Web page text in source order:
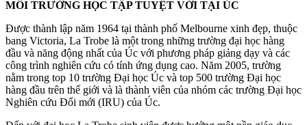
MÔI TRƯỜNG HỌC TẬP TUYỆT VỜI TẠI ÚC
Được thành lập năm 1964 tại thành phố Melbourne xinh đẹp, thuộc
bang Victoria, La Trobe là một trong những trường đại học hàng
đầu và năng động nhất của Úc với phương pháp giảng dạy và các
công trình nghiên cứu có tính ứng dụng cao. Năm 2005, trường
nằm trong top 10 trường Đại học Úc và top 500 trường Đại học
hàng đầu trên thế giới và là thành viên của nhóm các trường Đại học
Nghiên cứu Đổi mới (IRU) của Úc.